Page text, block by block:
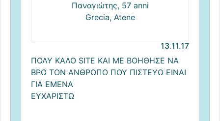
Παναγιώτης, 57 anni
Grecia, Atene
13.11.17
ΠΟΛΥ ΚΑΛΟ SITE ΚΑΙ ΜΕ ΒΟΗΘΗΣΕ ΝΑ
ΒΡΩ ΤΟΝ ΑΝΘΡΩΠΟ ΠΟΥ ΠΙΣΤΕΥΩ ΕΙΝΑΙ
ΓΙΑ ΕΜΕΝΑ
ΕΥΧΑΡΙΣΤΩ